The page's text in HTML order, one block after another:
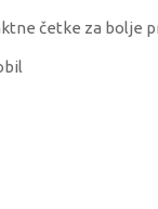
četke za bolje